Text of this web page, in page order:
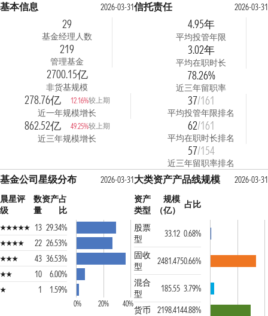
基本信息 2026-03-31
29
基金经理人数
219
管理基金
2700.15亿
非货基规模
278.76亿 12.16%较上期
近一年规模增长
862.52亿 49.25%较上期
近三年规模增长
信托责任 2026-03-31
4.95年
平均投管年限
3.02年
平均在职时长
78.26%
近三年留职率
37/161
平均投管年限排名
62/161
平均在职时长排名
57/154
近三年留职率排名
基金公司星级分布
2026-03-31
晨星评
级
数
量
资产占
比
13 29.34%
22 26.53%
43 36.53%
10
6.00%
1
1.59%
0% 20% 40%
大类资产产品线规模
2026-03-31
资产
类型
规模
（亿）
占比
股票
型
33.12 0.68%
固收
型
2481.4750.66%
混合
型
185.55 3.79%
货币
2198.4144.88%